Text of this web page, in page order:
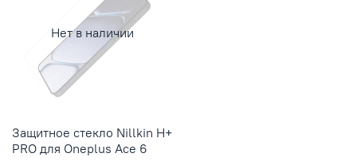
Нет в наличии
Защитное стекло Nillkin H+
PRO для Oneplus Ace 6